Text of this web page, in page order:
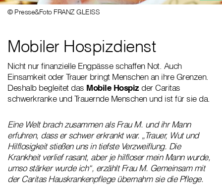
© Presse&Foto FRANZ GLEISS
Mobiler Hospizdienst
Nicht nur finanzielle Engpässe schaffen Not. Auch
Einsamkeit oder Trauer bringt Menschen an ihre Grenzen.
Deshalb begleitet das Mobile Hospizder Caritas
schwerkranke und Trauernde Menschen und ist für sie da.
Eine Welt brach zusammen als Frau M. und ihr Mann
erfuhren, dass er schwer erkrankt war. „Trauer, Wut und
Hilflosigkeit stießen uns in tiefste Verzweiflung. Die
Krankheit verlief rasant, aber je hilfloser mein Mann wurde,
umso stärker wurde ich“, erzählt Frau M. Gemeinsam mit
der Caritas Hauskrankenpflege übernahm sie die Pflege.